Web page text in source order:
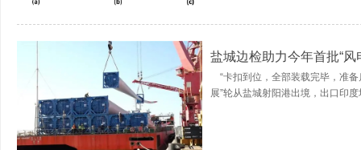
盐城边检助力今年首批“风
“卡扣到位，全部装载完毕，准
展”轮从盐城射阳港出境，出口印